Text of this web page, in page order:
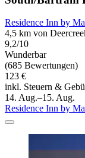
Residence Inn by
4,5 km von
9,2/10
Wunderbar
(685 Bewertungen)
123 €
inkl. Steuern &
14. Aug.–15. Aug.
Residence Inn by